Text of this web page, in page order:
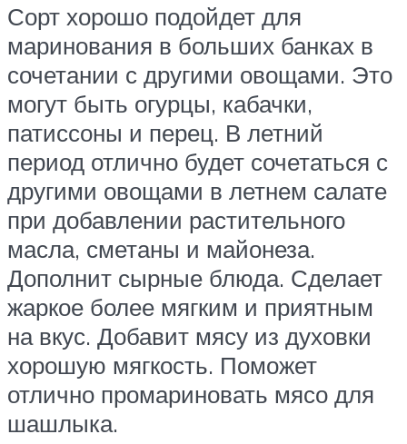
Сорт хорошо подойдет для
маринования в больших банках в
сочетании с другими овощами. Это
могут быть огурцы, кабачки,
патиссоны и перец. В летний
период отлично будет сочетаться с
другими овощами в летнем салате
при добавлении растительного
масла, сметаны и майонеза.
Дополнит сырные блюда. Сделает
жаркое более мягким и приятным
на вкус. Добавит мясу из духовки
хорошую мягкость. Поможет
отлично промариновать мясо для
шашлыка.